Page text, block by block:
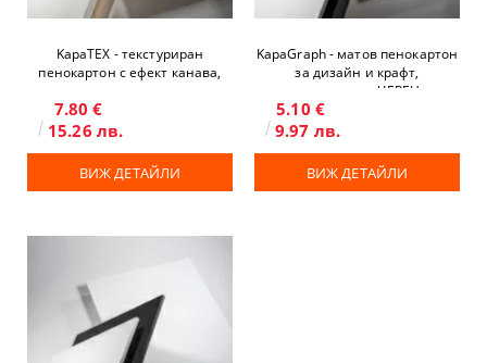
KapaTEX - текстуриран
пенокартон с ефект канава,
7.80 €
15.26 лв.
ВИЖ ДЕТАЙЛИ
KapaGraph - матов пенокартон
за дизайн и крафт,
двустранен, ЧЕРЕН
5.10 €
9.97 лв.
ВИЖ ДЕТАЙЛИ